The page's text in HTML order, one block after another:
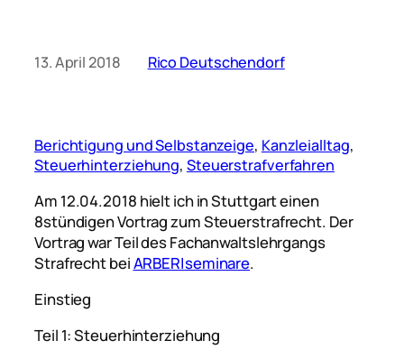
13. April 2018 Rico Deutschendorf
Berichtigung und Selbstanzeige, Kanzleialltag
Steuerhinterziehung, Steuerstrafverfahren
Am 12.04.2018 hielt ich in Stuttgart einen
8stündigen Vortrag zum Steuerstrafrecht. Der
Vortrag war Teil des Fachanwaltslehrgangs
Strafrecht beiARBER|seminare.
Einstieg
Teil 1: Steuerhinterziehung